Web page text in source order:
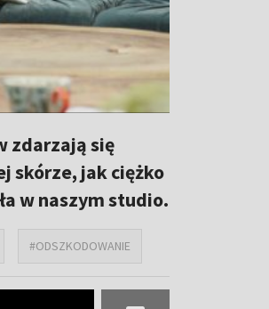
zdarzają się
skórze, jak ciężko
w naszym studio.
#ODSZKODOWANIE